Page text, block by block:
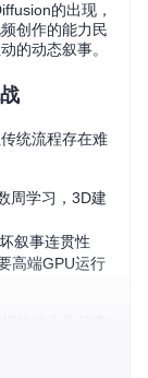
的出现，
创作的能力民
的动态叙事。
统流程存在难
周学习，3D建
叙事连贯性
高端GPU运行